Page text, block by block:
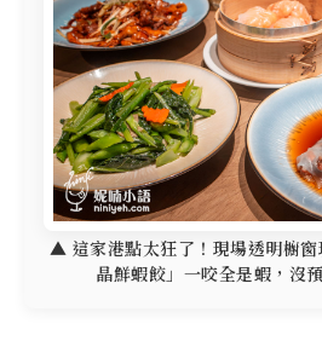
▲ 這家港點太狂了！現場透明櫥窗
晶鮮蝦餃」一咬全是蝦，沒